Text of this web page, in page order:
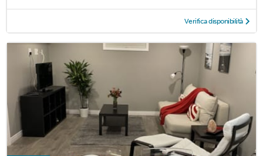
Verifica disponibilità